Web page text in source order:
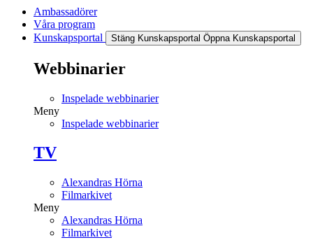
Ambassadörer
Våra program
Kunskapsportal
Stäng Kunskapsportal Öppna Kunskapsportal
Webbinarier
Inspelade webbinarier
Meny
Inspelade webbinarier
TV
Alexandras Hörna
Filmarkivet
Meny
Alexandras Hörna
Filmarkivet